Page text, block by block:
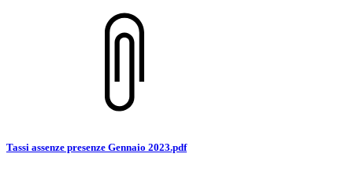
Tassi assenze presenze Gennaio 2023.pdf